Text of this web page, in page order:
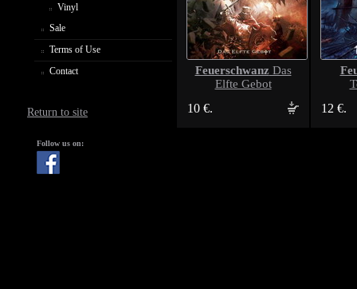
Vinyl
Sale
Terms of Use
Contact
Return to site
Follow us on:
FeuerschwanzDas
Elfte Gebot
10 €. 12 €.